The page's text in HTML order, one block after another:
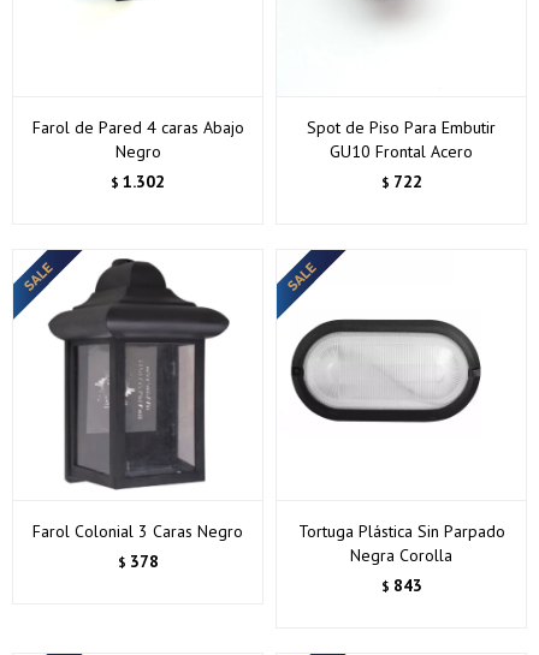
Farol de Pared 4 caras Abajo
Negro
$ 1.302
Spot de Piso Para Embutir
GU10 Frontal Acero
$ 722
Farol Colonial 3 Caras Negro
$ 378
Tortuga Plástica Sin Parpado
Negra Corolla
$ 843